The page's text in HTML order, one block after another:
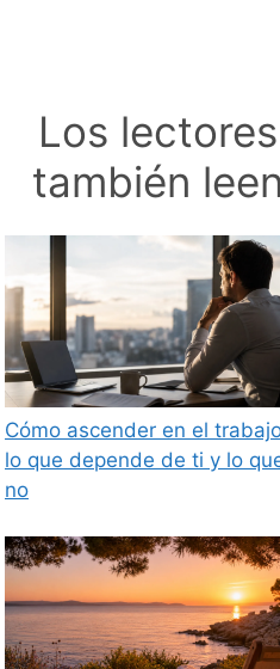
Los lectores
también leen
Cómo ascender en el
lo que depende de ti y lo
no